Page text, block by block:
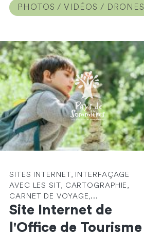
PHOTOS / VIDÉOS / DRONES
SITES INTERNET, INTERFAÇAGE
AVEC LES SIT, CARTOGRAPHIE,
CARNET DE VOYAGE,...
Site Internet de
l'Office de Tourisme